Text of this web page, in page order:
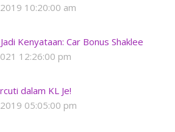
10:20:00 am
Kenyataan: Car Bonus Shaklee
12:26:00 pm
dalam KL Je!
05:05:00 pm